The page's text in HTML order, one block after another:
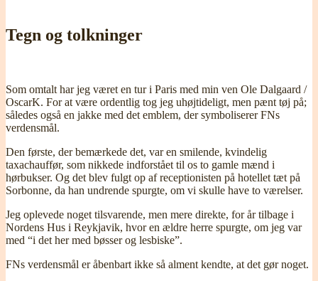
Tegn og tolkninger
Som omtalt har jeg været en tur i Paris med min ven Ole Dalgaard /
OscarK. For at være ordentlig tog jeg uhøjtideligt, men pænt tøj på;
således også en jakke med det emblem, der symboliserer FNs
verdensmål.
Den første, der bemærkede det, var en smilende, kvindelig
taxachauffør, som nikkede indforstået til os to gamle mænd i
hørbukser. Og det blev fulgt op af receptionisten på hotellet tæt på
Sorbonne, da han undrende spurgte, om vi skulle have to værelser.
Jeg oplevede noget tilsvarende, men mere direkte, for år tilbage i
Nordens Hus i Reykjavik, hvor en ældre herre spurgte, om jeg var
med “i det her med bøsser og lesbiske”.
FNs verdensmål er åbenbart ikke så alment kendte, at det gør noget.